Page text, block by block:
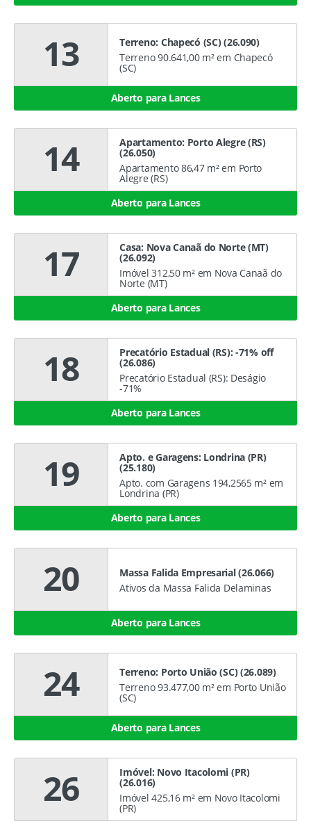
13
Terreno: Chapecó (SC) (26.090)
Terreno 90.641,00 m² em Chapecó
(SC)
Aberto para Lances
14 Apartamento: Porto Alegre (RS)
(26.050)
Apartamento 86,47 m² em Porto
Alegre (RS)
Aberto para Lances
17 Casa: Nova Canaã do Norte (MT)
(26.092)
Imóvel 312,50 m² em Nova Canaã do
Norte (MT)
Aberto para Lances
18 Precatório Estadual (RS): -71% off
(26.086)
Precatório Estadual (RS): Deságio
-71%
Aberto para Lances
19 Apto. e Garagens: Londrina (PR)
(25.180)
Apto. com Garagens 194,2565 m² em
Londrina (PR)
Aberto para Lances
20
Massa Falida Empresarial (26.066)
Ativos da Massa Falida Delaminas
Aberto para Lances
24
Terreno: Porto União (SC) (26.089)
Terreno 93.477,00 m² em Porto União
(SC)
Aberto para Lances
26 Imóvel: Novo Itacolomi (PR)
(26.016)
Imóvel 425,16 m² em Novo Itacolomi
(PR)